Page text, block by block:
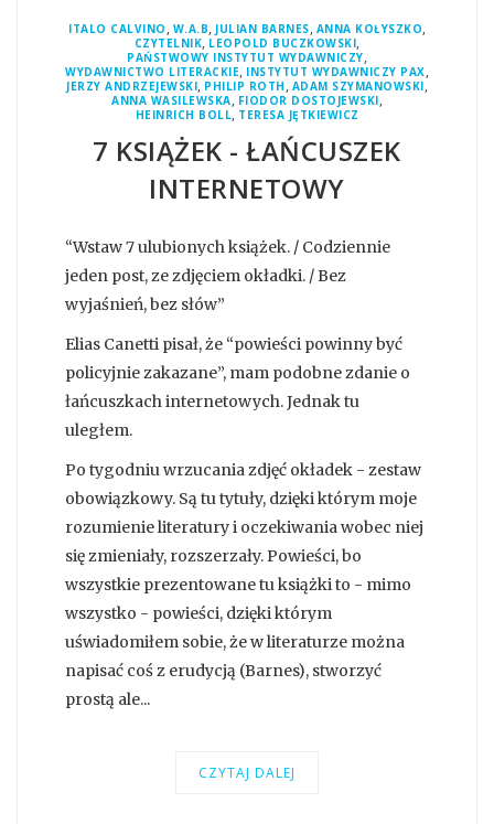
ITALO CALVINO , W.A.B, JULIAN BARNES, ANNA KOŁYSZKO,
CZYTELNIK, LEOPOLD BUCZKOWSKI,
PAŃSTWOWY INSTYTUT WYDAWNICZY,
WYDAWNICTWO LITERACKIE, INSTYTUT WYDAWNICZY PAX,
JERZY ANDRZEJEWSKI, PHILIP ROTH , ADAM SZYMANOWSKI,
ANNA WASILEWSKA, FIODOR DOSTOJEWSKI,
HEINRICH BOLL, TERESA JĘTKIEWICZ
7 KSIĄŻEK - ŁAŃCUSZEK
INTERNETOWY
“Wstaw 7 ulubionych książek. / Codziennie
jeden post, ze zdjęciem okładki. / Bez
wyjaśnień, bez słów”
Elias Canetti pisał, że “powieści powinny być
policyjnie zakazane”, mam podobne zdanie o
łańcuszkach internetowych. Jednak tu
uległem.
Po tygodniu wrzucania zdjęć okładek - zestaw
obowiązkowy. Są tu tytuły, dzięki którym moje
rozumienie literatury i oczekiwania wobec niej
się zmieniały, rozszerzały. Powieści, bo
wszystkie prezentowane tu książki to - mimo
wszystko - powieści, dzięki którym
uświadomiłem sobie, że w literaturze można
napisać coś z erudycją (Barnes), stworzyć
prostą ale...
CZYTAJ DALEJ